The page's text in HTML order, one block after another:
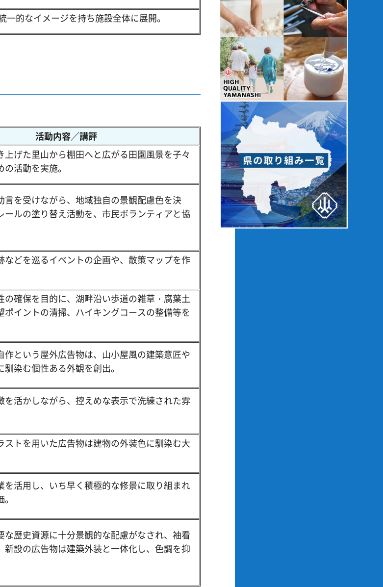
的なイメージを持ち施設全体に展開。
活動内容／講評
上げた里山から棚田へと広がる田園風景を子々
活動を実施。
言を受けながら、地域独自の景観配慮色を決
ールの塗り替え活動を、市民ボランティアと協
などを巡るイベントの企画や、散策マップを作
の確保を目的に、湖畔沿い歩道の雑草・腐葉土
ポイントの清掃、ハイキングコースの整備等を
作という屋外広告物は、山小屋風の建築意匠や
染む個性ある外観を創出。
を活かしながら、控えめな表示で洗練された雰
ストを用いた広告物は建物の外装色に馴染む大
を活用し、いち早く積極的な修景に取り組まれ
な歴史資源に十分景観的な配慮がなされ、袖看
新設の広告物は建築外装と一体化し、色調を抑